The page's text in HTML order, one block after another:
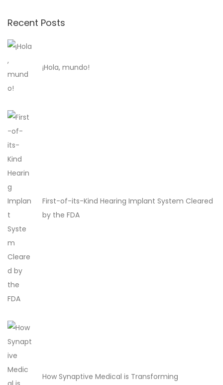
Recent Posts
¡Hola, mundo!
First-of-its-Kind Hearing Implant System Cleared
by the FDA
How Synaptive Medical is Transforming